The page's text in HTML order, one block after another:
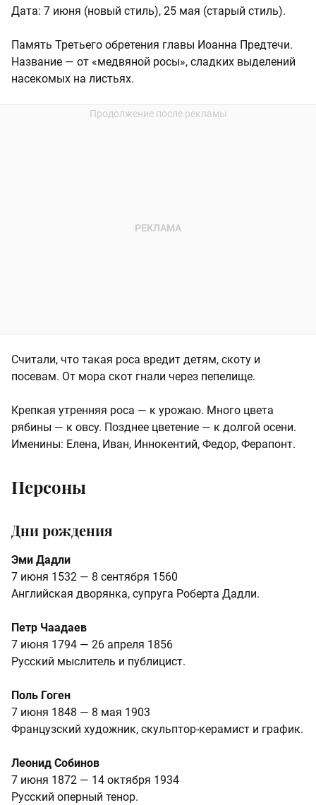
Дата: 7 июня (новый стиль), 25 мая (старый стиль).
Память Третьего обретения главы Иоанна Предтечи.
Название — от «медвяной росы», сладких выделений
насекомых на листьях.
Считали, что такая роса вредит детям, скоту и
посевам. От мора скот гнали через пепелище.
Крепкая утренняя роса — к урожаю. Много цвета
рябины — к овсу. Позднее цветение — к долгой осени.
Именины: Елена, Иван, Иннокентий, Федор, Ферапонт.
Персоны
Дни рождения
Эми Дадли
7 июня 1532 — 8 сентября 1560
Английская дворянка, супруга Роберта Дадли.
Петр Чаадаев
7 июня 1794 — 26 апреля 1856
Русский мыслитель и публицист.
Поль Гоген
7 июня 1848 — 8 мая 1903
Французский художник, скульптор-керамист и график.
Леонид Собинов
7 июня 1872 — 14 октября 1934
Русский оперный тенор.